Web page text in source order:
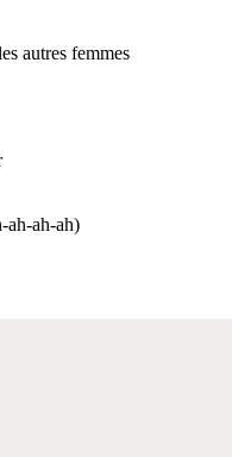
autres femmes
ah-ah-ah)